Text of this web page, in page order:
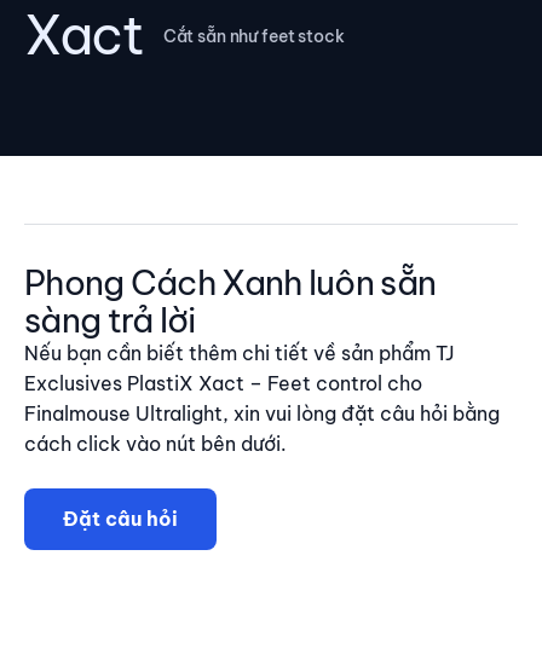
Xact Cắt sẵn như feet stock
Phong Cách Xanh luôn sẵn
sàng trả lời
Nếu bạn cần biết thêm chi tiết về sản phẩm TJ
Exclusives PlastiX Xact – Feet control cho
Finalmouse Ultralight, xin vui lòng đặt câu hỏi bằng
cách click vào nút bên dưới.
Đặt câu hỏi